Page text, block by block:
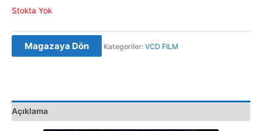
Stokta Yok
Magazaya Dön Kategoriler: VCD FILM
Açıklama